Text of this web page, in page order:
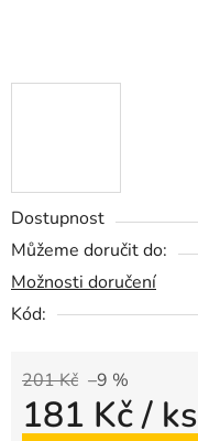
Dostupnost
Můžeme doručit do:
Možnosti doručení
Kód:
201 Kč –9 %
181 Kč/ ks